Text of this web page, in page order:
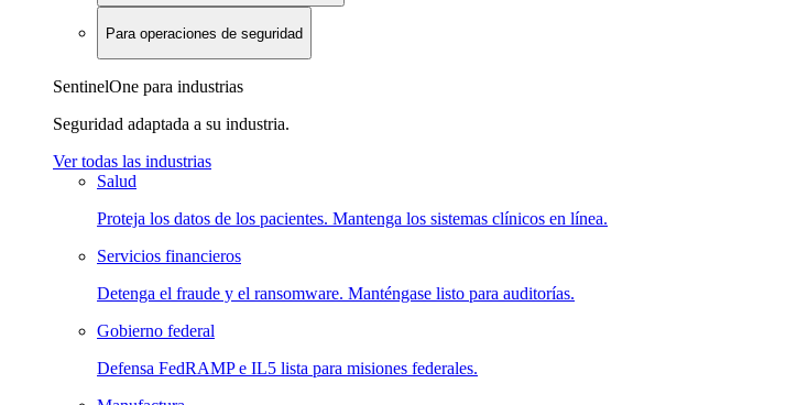
Para operaciones de seguridad
SentinelOne para industrias
Seguridad adaptada a su industria.
Ver todas las industrias
Salud
Proteja los datos de los pacientes. Mantenga los sistemas clínicos en línea.
Servicios financieros
Detenga el fraude y el ransomware. Manténgase listo para auditorías.
Gobierno federal
Defensa FedRAMP e IL5 lista para misiones federales.